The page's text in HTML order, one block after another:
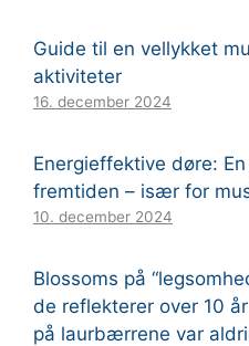
Guide til en vellykket
aktiviteter
16. december 2024
Energieffektive døre:
fremtiden – især for
10. december 2024
Blossoms på
de reflekterer over 10
på laurbærrene var